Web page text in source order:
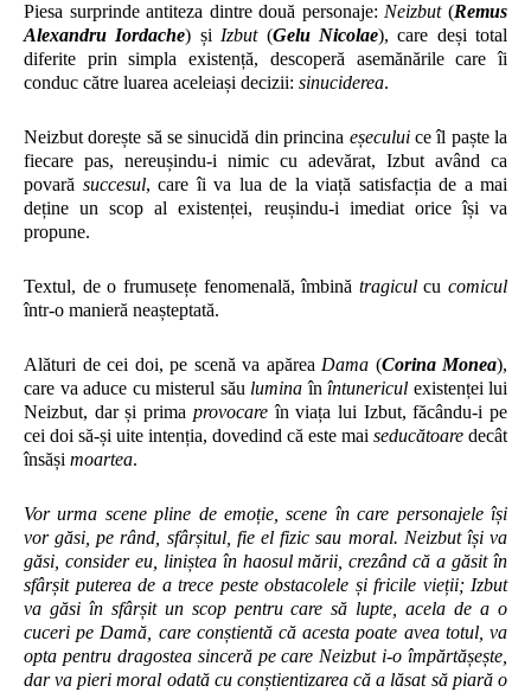
Piesa surprinde antiteza dintre două personaje: Neizbut(Remus
Alexandru Iordache) și Izbut(Gelu Nicolae), care deși total
diferite prin simpla existență, descoperă asemănările care îi
conduc către luarea aceleiași decizii: sinuciderea.
Neizbut dorește să se sinucidă din princina eșeculuice îl paște la
fiecare pas, nereușindu-i nimic cu adevărat, Izbut având ca
povară succesul, care îi va lua de la viață satisfacția de a mai
deține un scop al existenței, reușindu-i imediat orice își va
propune.
Textul, de o frumusețe fenomenală, îmbină tragiculcu comicul
într-o manieră neașteptată.
Alături de cei doi, pe scenă va apărea Dama (Corina Monea),
care va aduce cu misterul său lumina în întunericul existenței lui
Neizbut, dar și prima provocareîn viața lui Izbut, făcându-i pe
cei doi să-și uite intenția, dovedind că este mai seducătoare decât
însăși moartea.
Vor urma scene pline de emoție, scene în care personajele își
vor găsi, pe rând, sfârșitul, fie el fizic sau moral. Neizbut își va
găsi, consider eu, liniștea în haosul mării, crezând că a găsit în
sfârșit puterea de a trece peste obstacolele și fricile vieții; Izbut
va găsi în sfârșit un scop pentru care să lupte, acela de a o
cuceri pe Damă, care conștientă că acesta poate avea totul, va
opta pentru dragostea sinceră pe care Neizbut i-o împărtășește,
dar va pieri moral odată cu conștientizarea că a lăsat să piară o